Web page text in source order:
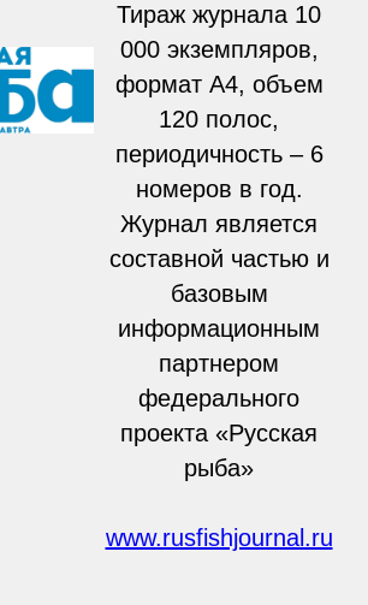
Тираж журнала 10
000 экземпляров,
формат А4, объем
120 полос,
периодичность – 6
номеров в год.
Журнал является
составной частью и
базовым
информационным
партнером
федерального
проекта «Русская
рыба»
www.rusfishjournal.ru